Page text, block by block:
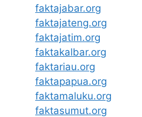
faktajabar.org
faktajateng.org
faktajatim.org
faktakalbar.org
faktariau.org
faktapapua.org
faktamaluku.org
faktasumut.org